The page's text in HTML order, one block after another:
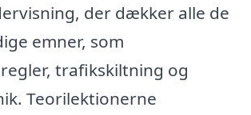
der dækker alle de
emner, som
trafikskiltning og
Teorilektionerne